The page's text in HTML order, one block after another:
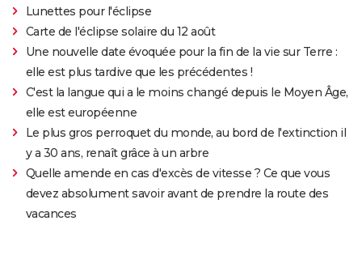
Lunettes pour l'éclipse
Carte de l'éclipse solaire du 12 août
Une nouvelle date évoquée pour la fin de la vie sur Terre :
elle est plus tardive que les précédentes !
C'est la langue qui a le moins changé depuis le Moyen Âge,
elle est européenne
Le plus gros perroquet du monde, au bord de l'extinction il
y a 30 ans, renaît grâce à un arbre
Quelle amende en cas d'excès de vitesse ? Ce que vous
devez absolument savoir avant de prendre la route des
vacances